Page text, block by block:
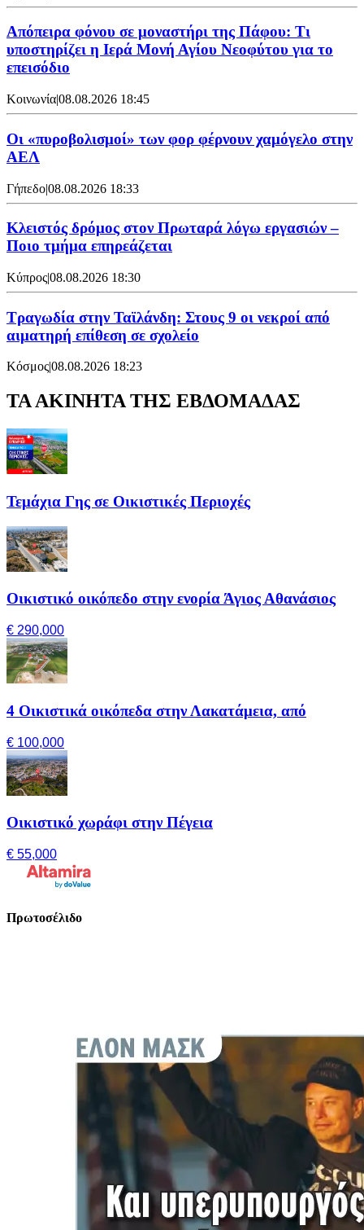
Απόπειρα φόνου σε μοναστήρι της Πάφου: Τι
υποστηρίζει η Ιερά Μονή Αγίου Νεοφύτου για το
επεισόδιο
Κοινωνία|08.08.2026 18:45
Οι «πυροβολισμοί» των φορ φέρνουν χαμόγελο στην
ΑΕΛ
Γήπεδο|08.08.2026 18:33
Κλειστός δρόμος στον Πρωταρά λόγω εργασιών –
Ποιο τμήμα επηρεάζεται
Κύπρος|08.08.2026 18:30
Τραγωδία στην Ταϊλάνδη: Στους 9 οι νεκροί από
αιματηρή επίθεση σε σχολείο
Κόσμος|08.08.2026 18:23
ΤΑ ΑΚΙΝΗΤΑ ΤΗΣ ΕΒΔΟΜΑΔΑΣ
Τεμάχια Γης σε Οικιστικές Περιοχές
Οικιστικό οικόπεδο στην ενορία Άγιος Αθανάσιος
€ 290,000
4 Οικιστικά οικόπεδα στην Λακατάμεια, από
€ 100,000
Οικιστικό χωράφι στην Πέγεια
€ 55,000
Πρωτοσέλιδο